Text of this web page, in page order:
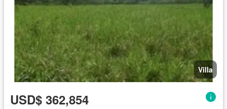
Villa
USD$ 362,854